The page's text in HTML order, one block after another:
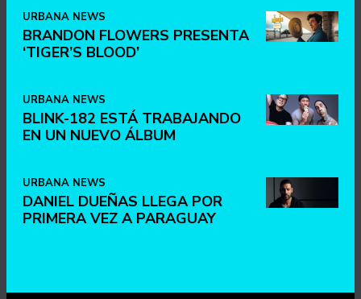
URBANA NEWS
BRANDON FLOWERS PRESENTA
‘TIGER’S BLOOD’
URBANA NEWS
BLINK-182 ESTÁ TRABAJANDO
EN UN NUEVO ÁLBUM
URBANA NEWS
DANIEL DUEÑAS LLEGA POR
PRIMERA VEZ A PARAGUAY